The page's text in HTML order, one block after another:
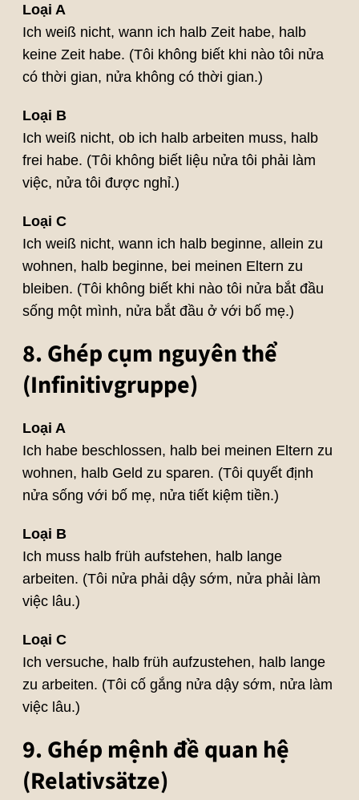
Loại A
Ich weiß nicht, wann ich halb Zeit habe, halb
keine Zeit habe. (Tôi không biết khi nào tôi nửa
có thời gian, nửa không có thời gian.)
Loại B
Ich weiß nicht, ob ich halb arbeiten muss, halb
frei habe. (Tôi không biết liệu nửa tôi phải làm
việc, nửa tôi được nghỉ.)
Loại C
Ich weiß nicht, wann ich halb beginne, allein zu
wohnen, halb beginne, bei meinen Eltern zu
bleiben. (Tôi không biết khi nào tôi nửa bắt đầu
sống một mình, nửa bắt đầu ở với bố mẹ.)
8. Ghép cụm nguyên thể
(Infinitivgruppe)
Loại A
Ich habe beschlossen, halb bei meinen Eltern zu
wohnen, halb Geld zu sparen. (Tôi quyết định
nửa sống với bố mẹ, nửa tiết kiệm tiền.)
Loại B
Ich muss halb früh aufstehen, halb lange
arbeiten. (Tôi nửa phải dậy sớm, nửa phải làm
việc lâu.)
Loại C
Ich versuche, halb früh aufzustehen, halb lange
zu arbeiten. (Tôi cố gắng nửa dậy sớm, nửa làm
việc lâu.)
9. Ghép mệnh đề quan hệ
(Relativsätze)